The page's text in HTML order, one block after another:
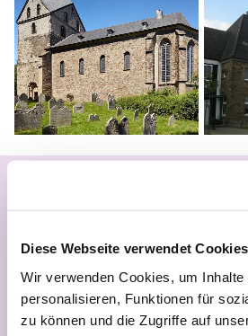
Diese Webseite verwendet Cookies
Wir verwenden Cookies, um Inhalte
personalisieren, Funktionen für
zu können und die Zugriffe auf
Ralf Greth (Syburg und
ralf.greth@ev-kirche-
Frank Thomaschewski
bis 15. Juli!
Derner Str. 27 in 59174